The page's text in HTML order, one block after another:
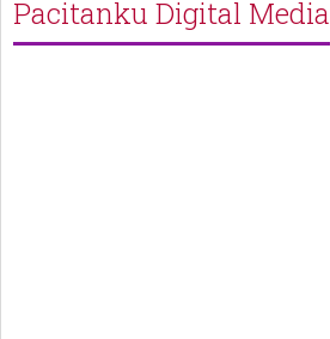
Pacitanku Digital Media